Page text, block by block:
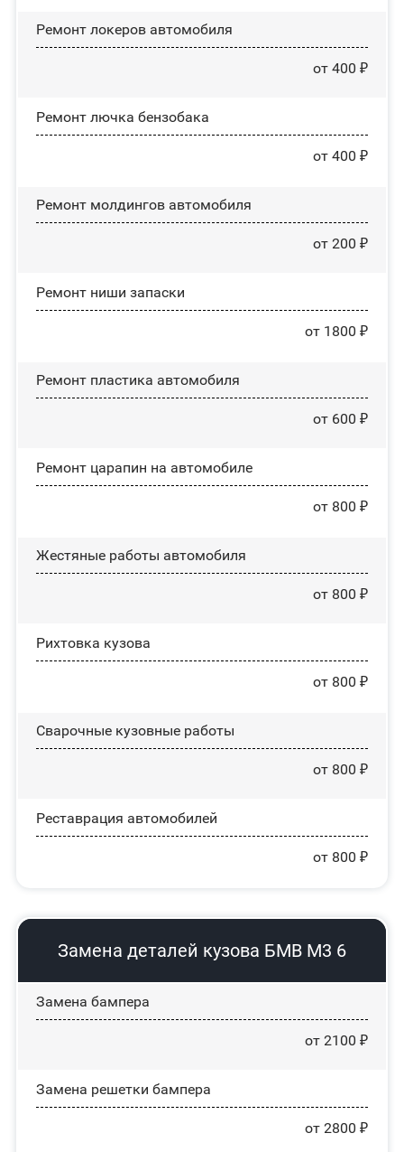
Ремонт лoĸepoв автомобиля
от 400 ₽
Ремонт лючка бензобака
от 400 ₽
Ремонт молдингов автомобиля
от 200 ₽
Ремонт ниши запаски
от 1800 ₽
Ремонт пластика автомобиля
от 600 ₽
Ремонт царапин на автомобиле
от 800 ₽
Жестяные работы автомобиля
от 800 ₽
Рихтовка кузова
от 800 ₽
Сварочные кузовные работы
от 800 ₽
Реставрация автомобилей
от 800 ₽
Замена деталей кузова БМВ М3 6
Замена бампера
от 2100 ₽
Замена решетки бампера
от 2800 ₽